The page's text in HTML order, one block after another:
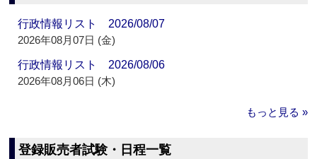
行政情報リスト 2026/08/07
2026年08月07日 (金)
行政情報リスト 2026/08/06
2026年08月06日 (木)
もっと見る »
登録販売者試験・日程一覧